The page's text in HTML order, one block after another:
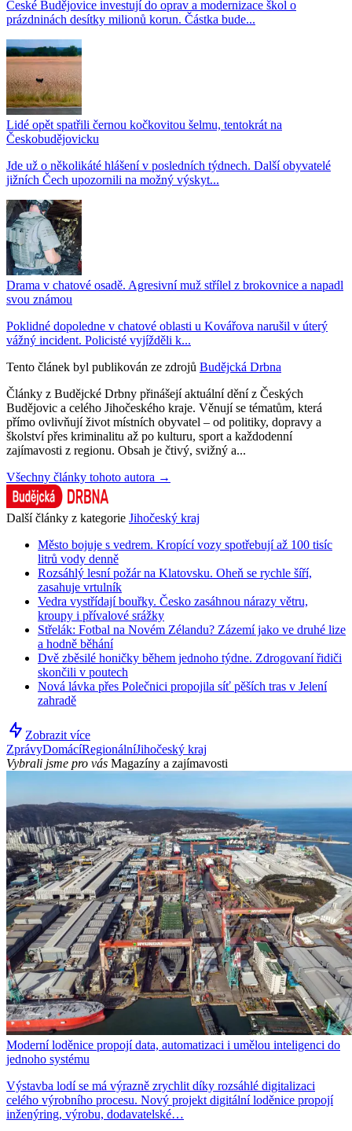
České Budějovice investují do oprav a modernizace škol o
prázdninách desítky milionů korun. Částka bude...
Lidé opět spatřili černou kočkovitou šelmu, tentokrát na
Českobudějovicku
Jde už o několikáté hlášení v posledních týdnech. Další obyvatelé
jižních Čech upozornili na možný výskyt...
Drama v chatové osadě. Agresivní muž střílel z brokovnice a napadl
svou známou
Poklidné dopoledne v chatové oblasti u Kovářova narušil v úterý
vážný incident. Policisté vyjížděli k...
Tento článek byl publikován ze zdrojů Budějcká Drbna
Články z Budějcké Drbny přinášejí aktuální dění z Českých
Budějovic a celého Jihočeského kraje. Věnují se tématům, která
přímo ovlivňují život místních obyvatel – od politiky, dopravy a
školství přes kriminalitu až po kulturu, sport a každodenní
zajímavosti z regionu. Obsah je čtivý, svižný a...
Všechny články tohoto autora →
Další články z kategorie Jihočeský kraj
Město bojuje s vedrem. Kropící vozy spotřebují až 100 tisíc
litrů vody denně
Rozsáhlý lesní požár na Klatovsku. Oheň se rychle šíří,
zasahuje vrtulník
Vedra vystřídají bouřky. Česko zasáhnou nárazy větru,
kroupy i přívalové srážky
Střelák: Fotbal na Novém Zélandu? Zázemí jako ve druhé lize
a hodně běhání
Dvě zběsilé honičky během jednoho týdne. Zdrogovaní řidiči
skončili v poutech
Nová lávka přes Polečnici propojila síť pěších tras v Jelení
zahradě
Zobrazit více
ZprávyDomácíRegionálníJihočeský kraj
Vybrali jsme pro vás Magazíny a zajímavosti
Moderní loděnice propojí data, automatizaci i umělou inteligenci do
jednoho systému
Výstavba lodí se má výrazně zrychlit díky rozsáhlé digitalizaci
celého výrobního procesu. Nový projekt digitální loděnice propojí
inženýring, výrobu, dodavatelské…